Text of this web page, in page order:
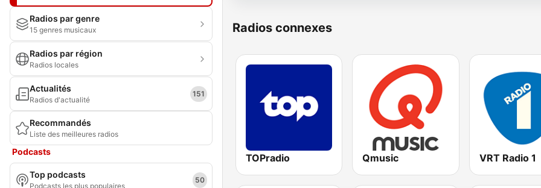
Radios par genre
15 genres musicaux
Radios par région
Radios locales
Actualités
Radios d'actualité
151
Recommandés
Liste des meilleures radios
Podcasts
Top podcasts
Podcasts les plus populaires
50
Radios connexes
TOPradio Qmusic VRT Radio 1